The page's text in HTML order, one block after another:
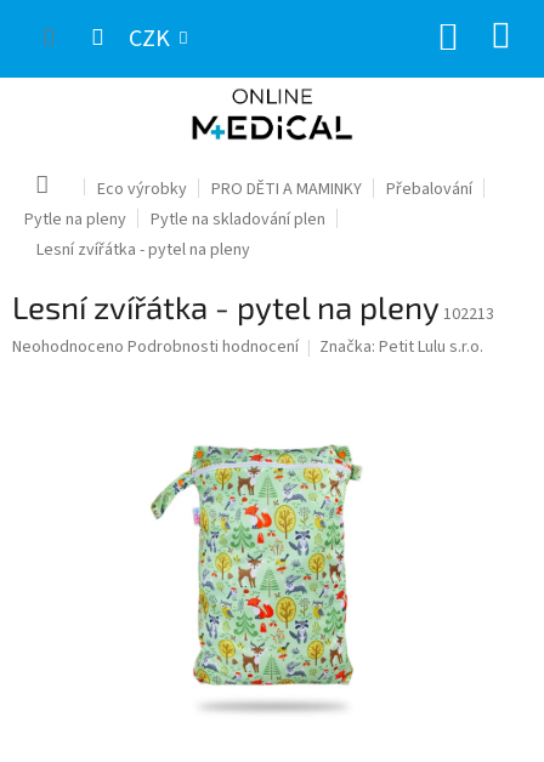
CZK
Domů Eco výrobky PRO DĚTI A MAMINKY
Přebalování
Pytle na pleny
Pytle na skladování plen
Lesní zvířátka - pytel na pleny
Lesní zvířátka - pytel na pleny 102213
Průměrné
Neohodnoceno Podrobnosti hodnocení Značka: Petit Lulu s.r.o.